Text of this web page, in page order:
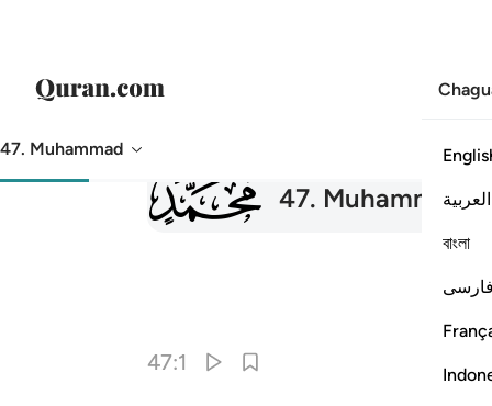
العربية
বাংলা
47. Muhammad
047 47. Muhammad
47:1